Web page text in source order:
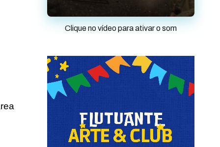
Clique no vídeo para ativar o som